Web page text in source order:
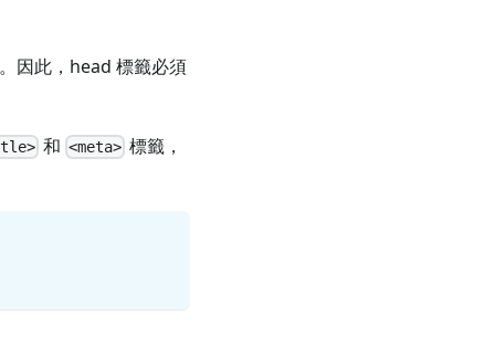
因此，head 標籤必須
和 <meta> 標籤，